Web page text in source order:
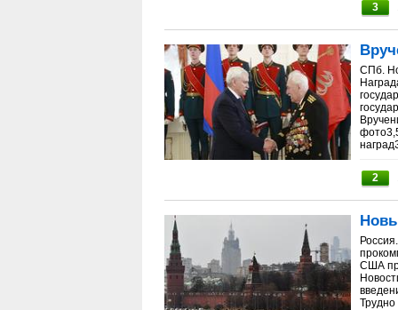
3
СПб.
2
США
Трудно